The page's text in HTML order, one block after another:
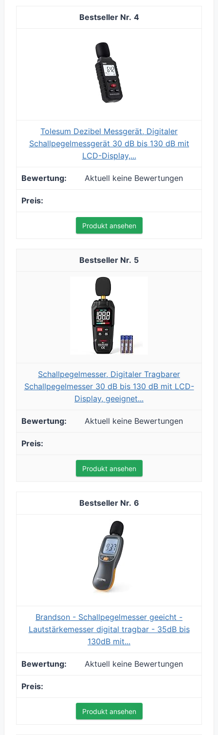
4
Tolesum Dezibel Messgerät, Digitaler
Schallpegelmessgerät 30 dB bis 130 dB mit
LCD-Display,...
Aktuell keine Bewertungen
Produkt ansehen
5
Schallpegelmesser, Digitaler Tragbarer
Schallpegelmesser 30 dB bis 130 dB mit LCD-
Display, geeignet...
Aktuell keine Bewertungen
Produkt ansehen
6
Brandson - Schallpegelmesser geeicht -
Lautstärkemesser digital tragbar - 35dB bis
130dB mit...
Aktuell keine Bewertungen
Produkt ansehen